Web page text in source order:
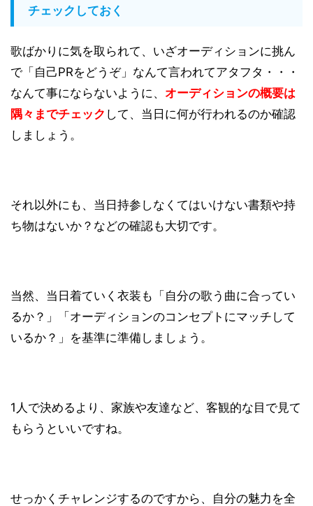
チェックしておく
歌ばかりに気を取られて、いざオーディションに挑ん
で「自己PRをどうぞ」なんて言われてアタフタ・・・
なんて事にならないように、 オーディションの概要は
隅々までチェック して、当日に何が行われるのか確認
しましょう。
それ以外にも、当日持参しなくてはいけない書類や持
ち物はないか？などの確認も大切です。
当然、当日着ていく衣装も「自分の歌う曲に合ってい
るか？」「オーディションのコンセプトにマッチして
いるか？」を基準に準備しましょう。
1人で決めるより、家族や友達など、客観的な目で見て
もらうといいですね。
せっかくチャレンジするのですから、自分の魅力を全